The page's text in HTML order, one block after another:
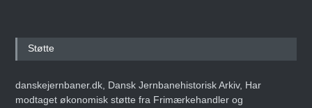
Støtte
danskejernbaner.dk, Dansk Jernbanehistorisk Arkiv, Har
modtaget økonomisk støtte fra Frimærkehandler og